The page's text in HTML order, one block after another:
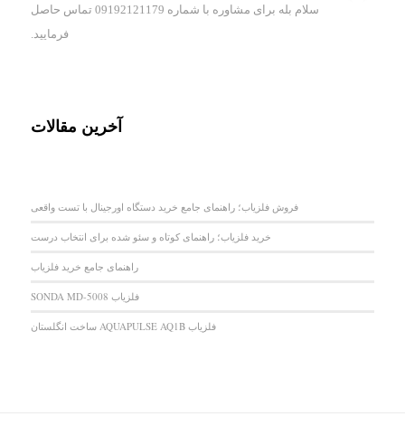
سلام بله برای مشاوره با شماره 09192121179 تماس حاصل
فرمایید.
آخرین مقالات
فروش فلزیاب؛ راهنمای جامع خرید دستگاه اورجینال با تست واقعی
خرید فلزیاب؛ راهنمای کوتاه و سئو شده برای انتخاب درست
راهنمای جامع خرید فلزیاب
فلزیاب SONDA MD-5008
فلزیاب AQUAPULSE AQ1B ساخت انگلستان